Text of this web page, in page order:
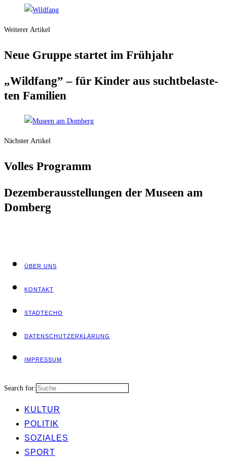
Weiterer Artikel
Neue Grup­pe star­tet im Frühjahr
„Wild­fang” – für Kin­der aus sucht­be­las­te­
ten Familien
Nächster Artikel
Vol­les Programm
Dezem­ber­aus­stel­lun­gen der Muse­en am
Domberg
ÜBER UNS
KON­TAKT
STADT­ECHO
DATEN­SCHUTZ­ER­KLÄ­RUNG
IMPRES­SUM
Search for:
KUL­TUR
POLI­TIK
SOZIA­LES
SPORT